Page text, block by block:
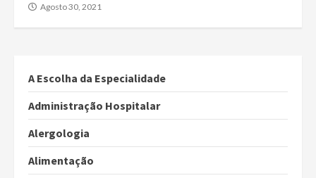
Agosto 30, 2021
A Escolha da Especialidade
Administração Hospitalar
Alergologia
Alimentação